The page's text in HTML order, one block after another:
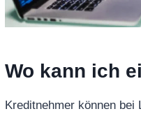
Wo kann ich
Kreditnehmer können